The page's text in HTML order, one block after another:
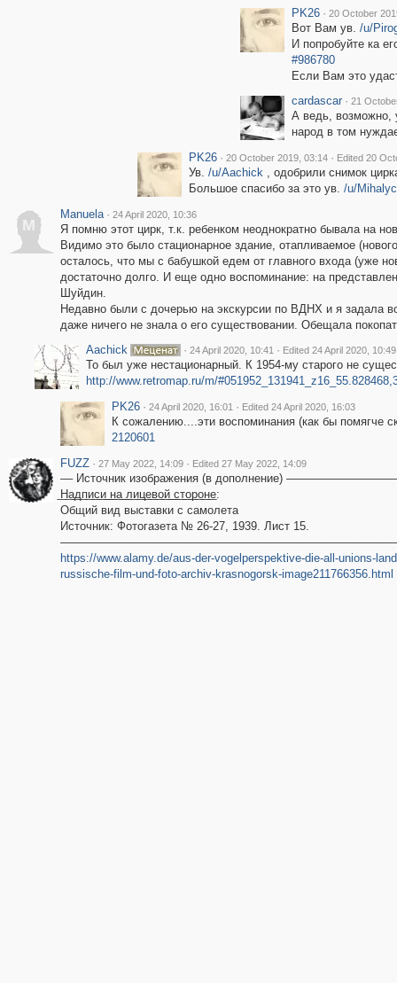
PK26 · 20 October
Вот Вам ув. /u/
И попробуйте ка
#986780
Если Вам это
cardascar · 21
А ведь, возможно,
народ в том
PK26 · 20 October 2019, 03:14 · Edited 20
Ув. /u/Aachick, одобрили снимок
Большое спасибо за это ув. /u/
M
Manuela · 24 April 2020, 10:36
Я помню этот цирк, т.к. ребенком неоднократно бывала на
Видимо это было стационарное здание, отапливаемое
осталось, что мы с бабушкой едем от главного входа (уже
достаточно долго. И еще одно воспоминание: на
Шуйдин.
Недавно были с дочерью на экскурсии по ВДНХ и я задала
даже ничего не знала о его существовании. Обещала
Aachick
· 24 April 2020, 10:41 · Edited 24 April 2020, 10:49
То был уже нестационарный. К 1954-му старого не
http://www.retromap.ru/m/
PK26 · 24 April 2020, 16:01 · Edited 24 April 2020, 16:03
К сожалению....эти воспоминания (как бы помягче
2120601
FUZZ · 27 May 2022, 14:09 · Edited 27 May 2022, 14:09
–– Источник изображения (в дополнение)
͟Н͟а͟д͟п͟и͟с͟и͟ ͟н͟а͟ ͟л͟и͟ц͟е͟в͟о͟й͟ ͟с͟т͟о͟р͟о͟н͟е:
Общий вид выставки с самолета
Источник: Фотогазета № 26-27, 1939. Лист 15.
https://www.alamy.de/aus-der-vogelperspektive-die-all-unions-
russische-film-und-foto-archiv-krasnogorsk-image211766356.html